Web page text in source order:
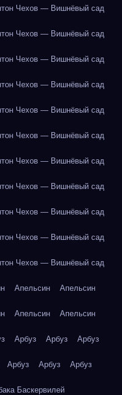
Чехов — Вишнёвый сад
Чехов — Вишнёвый сад
Чехов — Вишнёвый сад
Чехов — Вишнёвый сад
Чехов — Вишнёвый сад
Чехов — Вишнёвый сад
Чехов — Вишнёвый сад
Чехов — Вишнёвый сад
Чехов — Вишнёвый сад
Чехов — Вишнёвый сад
Чехов — Вишнёвый сад
Апельсин Апельсин
Апельсин Апельсин
Арбуз Арбуз Арбуз
Арбуз Арбуз Арбуз
Баскервилей